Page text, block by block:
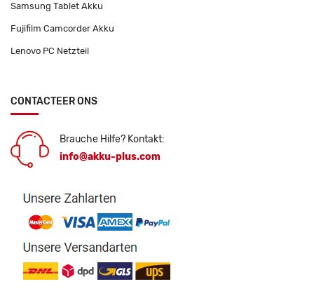
Samsung Tablet Akku
Fujifilm Camcorder Akku
Lenovo PC Netzteil
CONTACTEER ONS
Brauche Hilfe? Kontakt:
info@akku-plus.com